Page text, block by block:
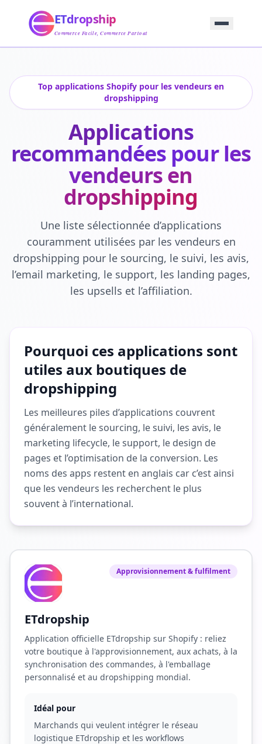
Approvisionnement
Service
Produit
Support
Contactez-Nous
ETdropship
Commerce Facile, Commerce Partout
Top applications Shopify pour les vendeurs en
dropshipping
Applications
recommandées pour les
vendeurs en
dropshipping
Une liste sélectionnée d’applications
couramment utilisées par les vendeurs en
dropshipping pour le sourcing, le suivi, les avis,
l’email marketing, le support, les landing pages,
les upsells et l’affiliation.
Pourquoi ces applications sont
utiles aux boutiques de
dropshipping
Les meilleures piles d’applications couvrent
généralement le sourcing, le suivi, les avis, le
marketing lifecycle, le support, le design de
pages et l’optimisation de la conversion. Les
noms des apps restent en anglais car c’est ainsi
que les vendeurs les recherchent le plus
souvent à l’international.
Approvisionnement & fulfilment
ETdropship
Application officielle ETdropship sur Shopify : reliez
votre boutique à l'approvisionnement, aux achats, à la
synchronisation des commandes, à l'emballage
personnalisé et au dropshipping mondial.
Idéal pour
Marchands qui veulent intégrer le réseau
logistique ETdropship et les workflows